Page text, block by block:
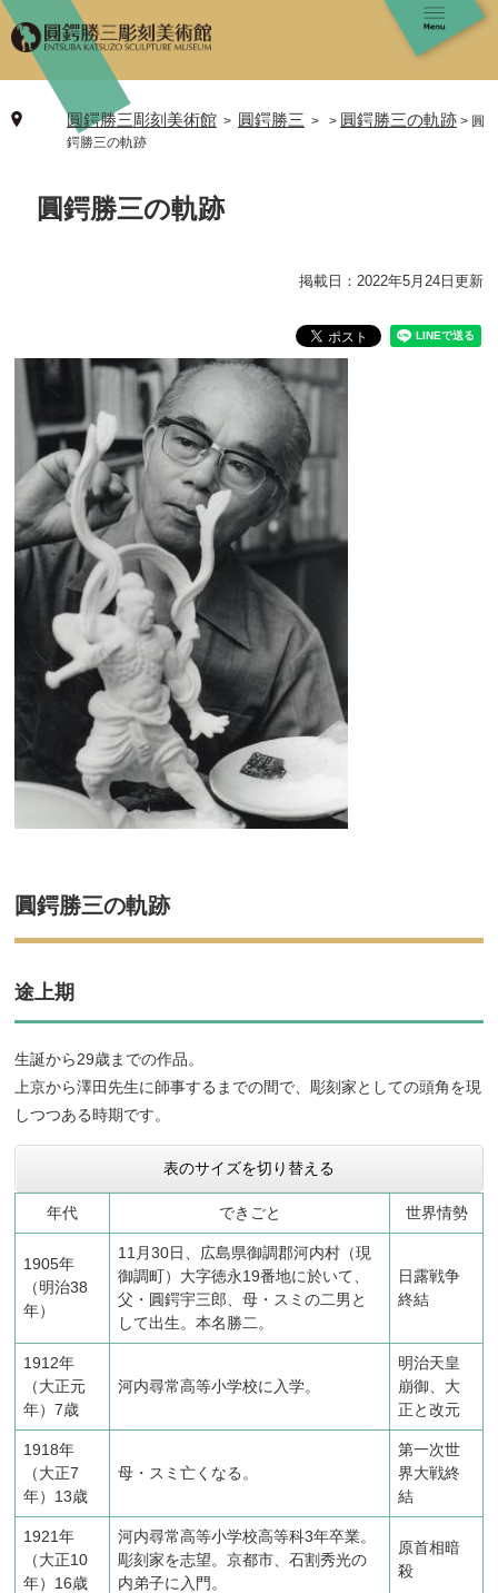
ペ
ー
の
頭
メ
ニ
ー
飛
圓鍔勝三彫刻美術館 圓鍔勝三 > 圓鍔勝三の軌跡 > 圓
鍔勝三の軌跡
圓鍔勝三の軌跡
掲載日：2022年5月24日更新
圓鍔勝三の軌跡
途上期
生誕から29歳までの作品。
上京から澤田先生に師事するまでの間で、彫刻家としての頭角を現
しつつある時期です。
表のサイズを切り替える
年代 できごと 世界情勢
1905年
（明治38
年）
11月30日、広島県御調郡河内村（現
御調町）大字徳永19番地に於いて、
父・圓鍔宇三郎、母・スミの二男と
して出生。本名勝二。
日露戦争
終結
1912年
（大正元
年）7歳
河内尋常高等小学校に入学。
明治天皇
崩御、大
正と改元
1918年
（大正7
年）13歳
母・スミ亡くなる。
第一次世
界大戦終
結
1921年
（大正10
年）16歳
河内尋常高等小学校高等科3年卒業。
彫刻家を志望。京都市、石割秀光の
内弟子に入門。
原首相暗
殺